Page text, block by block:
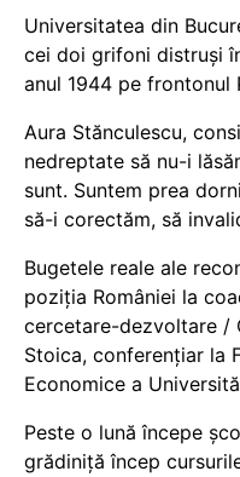
Universitatea din
cei doi grifoni distruși
anul 1944 pe frontonul
Aura Stănculescu,
nedreptate să nu-i
sunt. Suntem prea
să-i corectăm, să
Bugetele reale ale
poziția României la
cercetare-dezvoltare /
Stoica, conferențiar la
Economice a
Peste o lună începe
grădiniță încep